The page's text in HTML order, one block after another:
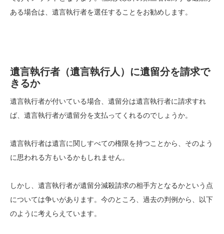
ある場合は、遺言執行者を選任することをお勧めします。
遺言執行者（遺言執行人）に遺留分を請求で
きるか
遺言執行者が付いている場合、遺留分は遺言執行者に請求すれ
ば、遺言執行者が遺留分を支払ってくれるのでしょうか。
遺言執行者は遺言に関しすべての権限を持つことから、そのよう
に思われる方もいるかもしれません。
しかし、遺言執行者が遺留分減殺請求の相手方となるかという点
については争いがあります。今のところ、過去の判例から、以下
のように考えらえています。